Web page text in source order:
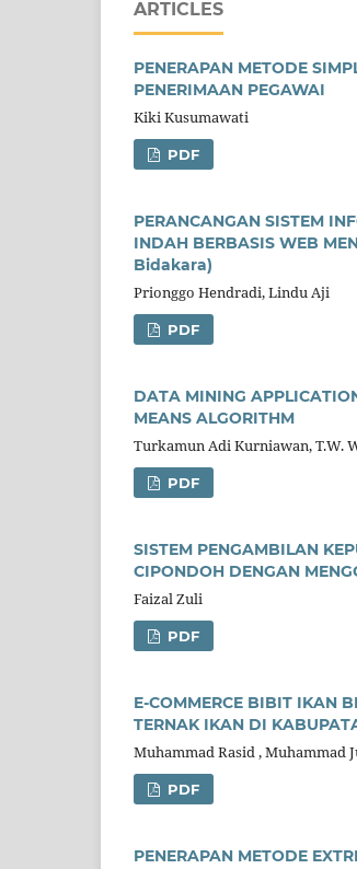
ARTICLES
PENERAPAN METODE
PENERIMAAN PEGAWAI
Kiki Kusumawati
PDF
PERANCANGAN SISTEM
INDAH BERBASIS WEB
Bidakara)
Prionggo Hendradi, Lindu Aji
PDF
DATA MINING
MEANS ALGORITHM
Turkamun Adi Kurniawan, T.W.
PDF
SISTEM PENGAMBILAN
CIPONDOH DENGAN
Faizal Zuli
PDF
E-COMMERCE BIBIT IKAN
TERNAK IKAN DI
Muhammad Rasid , Muhammad
PDF
PENERAPAN METODE